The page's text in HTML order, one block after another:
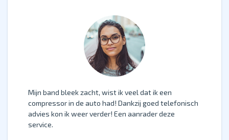
Mijn band bleek zacht, wist ik veel dat ik een
compressor in de auto had! Dankzij goed telefonisch
advies kon ik weer verder! Een aanrader deze
service.